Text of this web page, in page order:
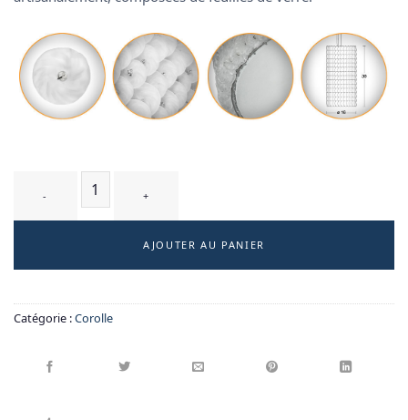
AJOUTER AU PANIER
Catégorie :Corolle